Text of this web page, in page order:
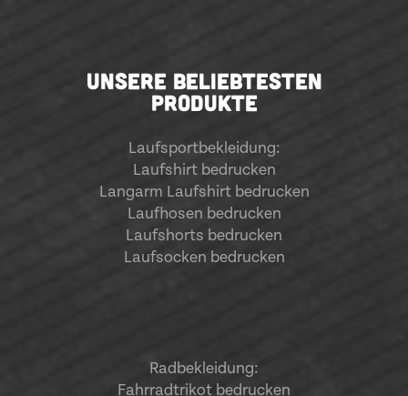
UNSERE BELIEBTESTEN
PRODUKTE
Laufsportbekleidung:
Laufshirt bedrucken
Langarm Laufshirt bedrucken
Laufhosen bedrucken
Laufshorts bedrucken
Laufsocken bedrucken
Radbekleidung:
Fahrradtrikot bedrucken